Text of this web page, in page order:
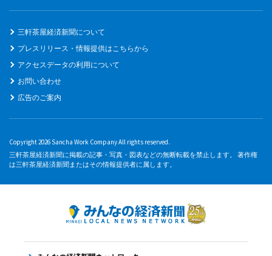
三軒茶屋経済新聞について
プレスリリース・情報提供はこちらから
アクセスデータの利用について
お問い合わせ
広告のご案内
Copyright 2026 Sancha Work Company All rights reserved.
三軒茶屋経済新聞に掲載の記事・写真・図表などの無断転載を禁止します。 著作権
は三軒茶屋経済新聞またはその情報提供者に属します。